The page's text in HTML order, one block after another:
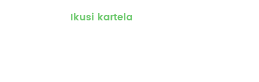
Ikusi kartela